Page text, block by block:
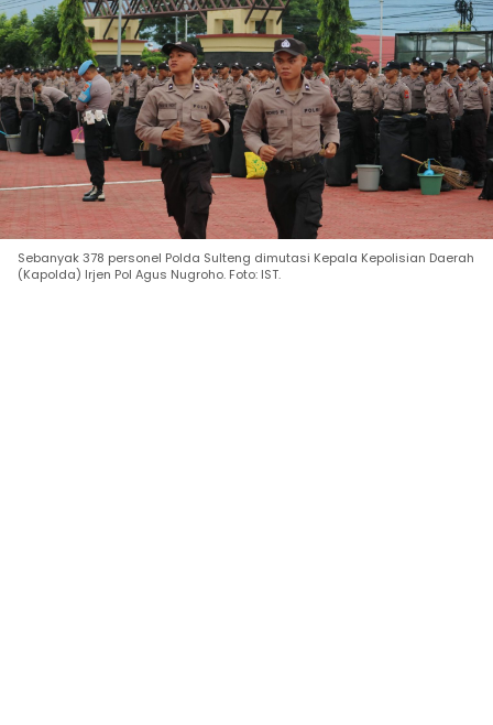
Sebanyak 378 personel Polda Sulteng dimutasi Kepala Kepolisian Daerah
(Kapolda) Irjen Pol Agus Nugroho. Foto: IST.